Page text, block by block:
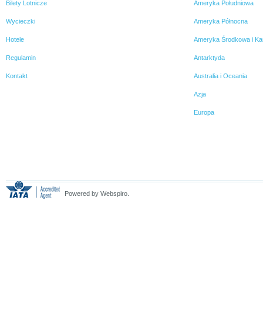
Bilety Lotnicze
Wycieczki
Hotele
Regulamin
Kontakt
Ameryka Południowa
Ameryka Północna
Ameryka Środkowa i
Antarktyda
Australia i Oceania
Azja
Europa
Powered by Webspiro.